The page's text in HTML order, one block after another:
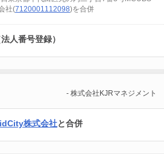
社(7120001112098)を合併
人番号登録）
- 株式会社KJRマネジメント
株式会社と合併